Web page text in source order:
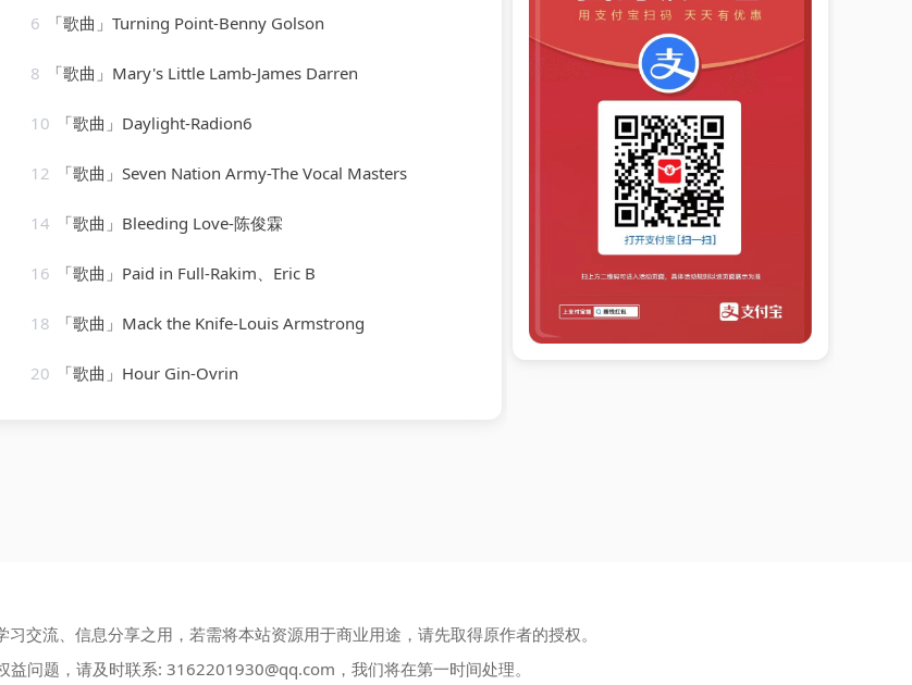
6 「歌曲」Turning Point-Benny Golson
8 「歌曲」Mary's Little Lamb-James Darren
10 「歌曲」Daylight-Radion6
12 「歌曲」Seven Nation Army-The Vocal Masters
14 「歌曲」Bleeding Love-陈俊霖
16 「歌曲」Paid in Full-Rakim、Eric B
18 「歌曲」Mack the Knife-Louis Armstrong
20 「歌曲」Hour Gin-Ovrin
交流、信息分享之用，若需将本站资源用于商业用途，请先取得原作者的授权。
益问题，请及时联系: 3162201930@qq.com ，我们将在第一时间处理。